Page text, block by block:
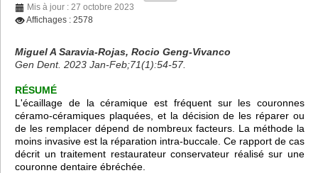
Mis à jour : 27 octobre 2023
Affichages : 2578
Miguel A Saravia-Rojas, Rocio Geng-Vivanco
Gen Dent. 2023 Jan-Feb;71(1):54-57.
RÉSUMÉ
L'écaillage de la céramique est fréquent sur les couronnes
céramo-céramiques plaquées, et la décision de les réparer ou
de les remplacer dépend de nombreux facteurs. La méthode la
moins invasive est la réparation intra-buccale. Ce rapport de cas
décrit un traitement restaurateur conservateur réalisé sur une
couronne dentaire ébréchée.